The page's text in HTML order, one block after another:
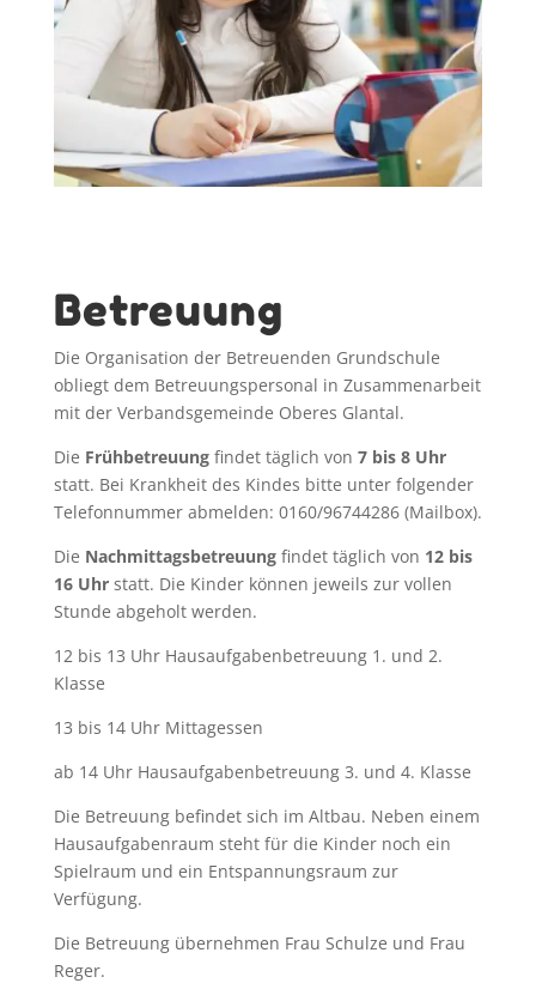
Betreuung
Die Organisation der Betreuenden Grundschule
obliegt dem Betreuungspersonal in Zusammenarbeit
mit der Verbandsgemeinde Oberes Glantal.
Die Frühbetreuungfindet täglich von 7 bis 8 Uhr
statt. Bei Krankheit des Kindes bitte unter folgender
Telefonnummer abmelden: 0160/96744286 (Mailbox).
Die Nachmittagsbetreuungfindet täglich von 12 bis
16 Uhrstatt. Die Kinder können jeweils zur vollen
Stunde abgeholt werden.
12 bis 13 Uhr Hausaufgabenbetreuung 1. und 2.
Klasse
13 bis 14 Uhr Mittagessen
ab 14 Uhr Hausaufgabenbetreuung 3. und 4. Klasse
Die Betreuung befindet sich im Altbau. Neben einem
Hausaufgabenraum steht für die Kinder noch ein
Spielraum und ein Entspannungsraum zur
Verfügung.
Die Betreuung übernehmen Frau Schulze und Frau
Reger.